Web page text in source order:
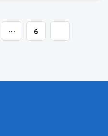
… 6